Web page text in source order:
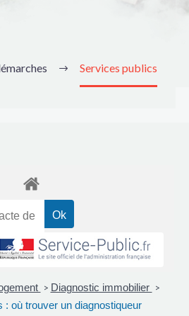
Services publics
> Diagnostic immobilier >
: où trouver un diagnostiqueur